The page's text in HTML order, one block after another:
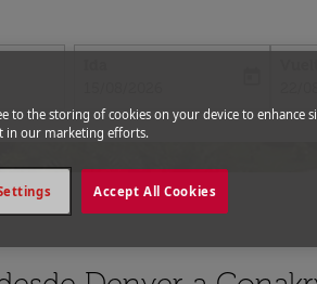
fc-
con fechas individuales a
to the storing of cookies on your device to enhance
in our marketing efforts.
Accept All Cookies